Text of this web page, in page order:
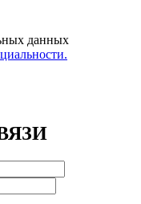
данных